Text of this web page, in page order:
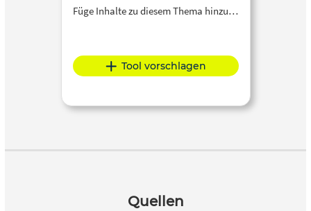
Füge Inhalte zu diesem Thema hinzu…
Tool vorschlagen
Quellen